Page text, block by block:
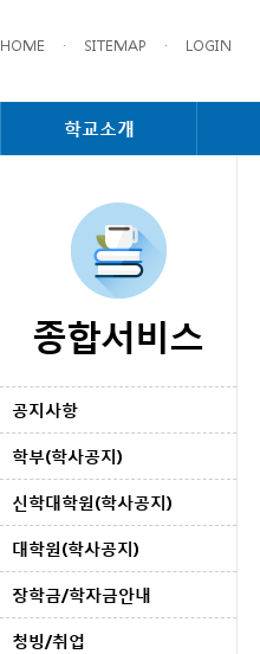
HOME · SITEMAP · LOGIN
학교소개
종합서비스
공지사항
학부(학사공지)
신학대학원(학사공지)
대학원(학사공지)
장학금/학자금안내
청빙/취업